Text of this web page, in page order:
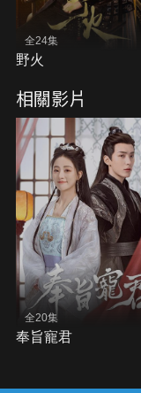
全24集
野火
相關影片
全20集
奉旨寵君